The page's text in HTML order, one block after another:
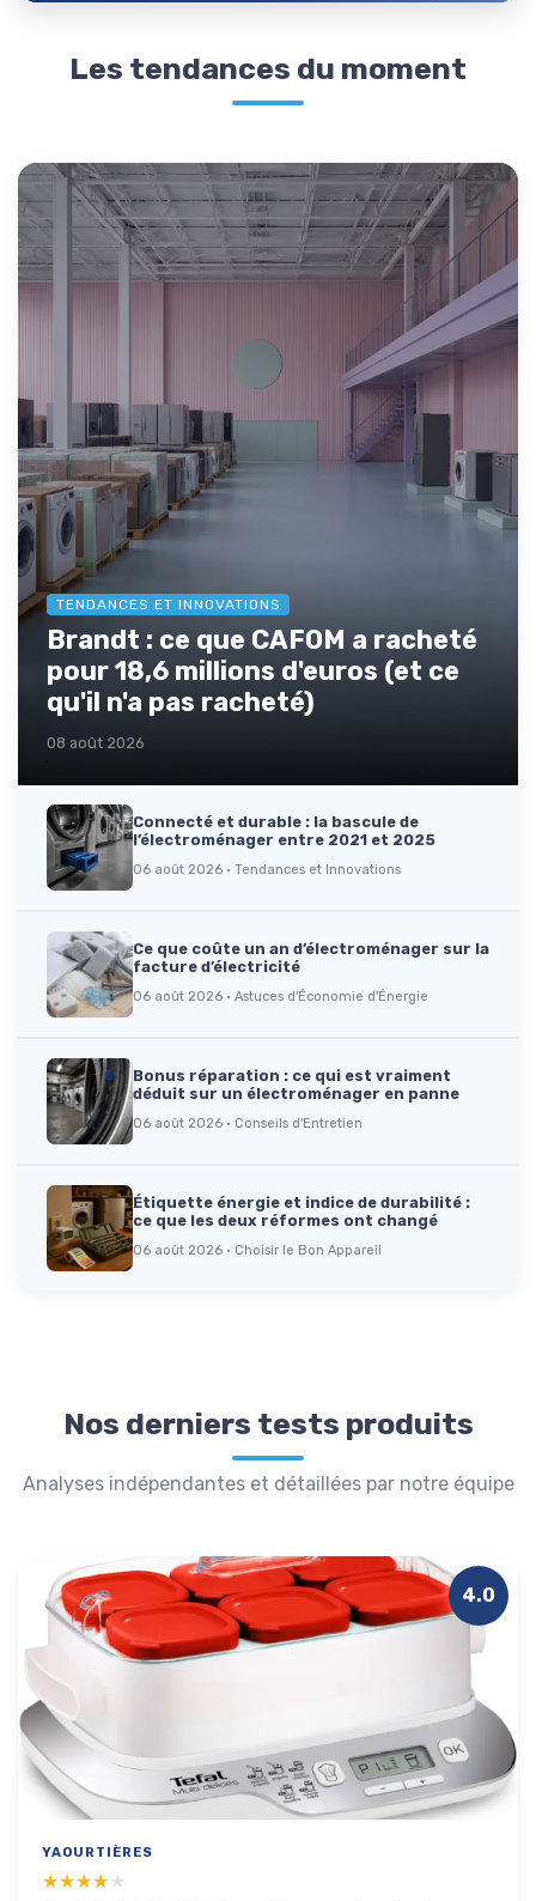
Les tendances du moment
TENDANCES ET INNOVATIONS
Brandt : ce que CAFOM a racheté
pour 18,6 millions d'euros (et ce
qu'il n'a pas racheté)
08 août 2026
Connecté et durable : la bascule de
l’électroménager entre 2021 et 2025
06 août 2026 · Tendances et Innovations
Ce que coûte un an d’électroménager sur la
facture d’électricité
06 août 2026 · Astuces d'Économie d'Énergie
Bonus réparation : ce qui est vraiment
déduit sur un électroménager en panne
06 août 2026 · Conseils d'Entretien
Étiquette énergie et indice de durabilité :
ce que les deux réformes ont changé
06 août 2026 · Choisir le Bon Appareil
Nos derniers tests produits
Analyses indépendantes et détaillées par notre équipe
4.0
YAOURTIÈRES
★★★★★
★★★★★